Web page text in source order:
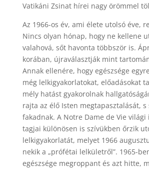
Vatikáni Zsinat hírei nagy örömmel
Az 1966-os év, ami élete utolsó éve,
Nincs olyan hónap, hogy ne kellene
valahová, sőt havonta többször is.
korában, újraválasztják mint
Annak ellenére, hogy egészsége
még lelkigyakorlatokat, előadásokat
mély hatást gyakorolnak
rajta az élő Isten megtapasztalását, s
fakadnak. A Notre Dame de Vie
tagjai különösen is szívükben őrzik
lelkigyakorlatát, melyet 1966
nekik a „prófétai lelkületről”. 1965-
egészsége megroppant és azt hitte,